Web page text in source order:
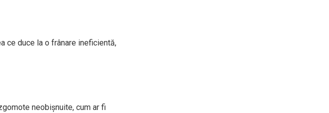
ce duce la o frânare ineficientă,
neobișnuite, cum ar fi